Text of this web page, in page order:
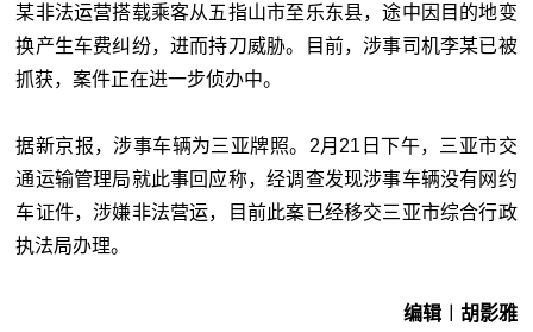
某非法运营搭载乘客从五指山市至乐东县，途中因目的地变
换产生车费纠纷，进而持刀威胁。目前，涉事司机李某已被
抓获，案件正在进一步侦办中。
据新京报，涉事车辆为三亚牌照。2月21日下午，三亚市交
通运输管理局就此事回应称，经调查发现涉事车辆没有网约
车证件，涉嫌非法营运，目前此案已经移交三亚市综合行政
执法局办理。
编辑︱胡影雅